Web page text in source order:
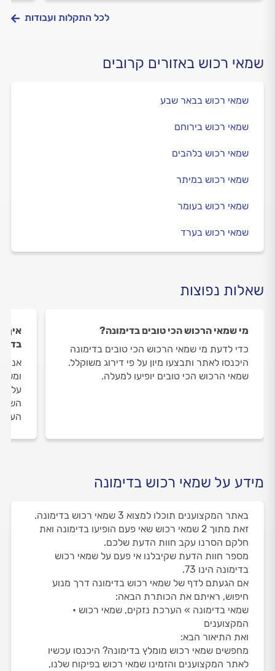
לכל התקלות ועבודות
שמאי רכוש באזורים קרובים
שמאי רכוש בבאר שבע
שמאי רכוש בירוחם
שמאי רכוש בלהבים
שמאי רכוש במיתר
שמאי רכוש בעומר
שמאי רכוש בערד
שאלות נפוצות
מי שמאי הרכוש הכי טובים בדימונה?
כדי לדעת מי שמאי הרכוש הכי טובים בדימונה
היכנסו לאתר ותבצעו מיון על פי דירוג משוקלל.
שמאי הרכוש הכי טובים יופיעו למעלה.
איך
על
מידע על שמאי רכוש בדימונה
באתר המקצוענים תוכלו למצוא 3 שמאי רכוש בדימונה.
זאת מתוך 2 שמאי רכוש שאי פעם הופיעו בדימונה ואת
חלקם הסרנו עקב חוות הדעת שלכם.
מספר חוות הדעת שקיבלנו אי פעם על שמאי רכוש
בדימונה הינו 73.
אם הגעתם לדף של שמאי רכוש בדימונה דרך מנוע
חיפוש, ראיתם את הכותרת הבאה:
שמאי בדימונה » הערכת נזקים, שמאי רכוש •
המקצוענים
ואת התיאור הבא:
מחפשים שמאי רכוש מומלץ בדימונה? היכנסו עכשיו
לאתר המקצוענים והזמינו שמאי רכוש בפיקוח שלנו,